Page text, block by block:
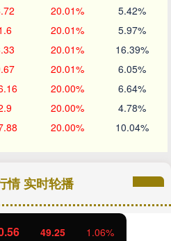
20.01% 5.42%
20.01% 5.97%
20.01% 16.39%
20.01% 6.05%
20.00% 6.64%
20.00% 4.78%
20.00% 10.04%
情 实时轮播
49.25 1.06%